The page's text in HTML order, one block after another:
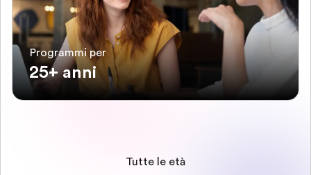
Programmi per
25+ anni
Tutte le età